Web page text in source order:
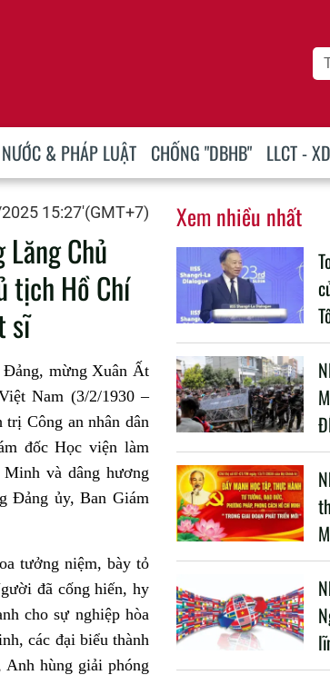
& PHÁP LUẬT CHỐNG "DBHB" LLCT -
15:27'(GMT+7)
Chủ
tịch Hồ Chí
sĩ
mừng Xuân Ất
Nam (3/2/1930 –
Công an nhân dân
đốc Học viện làm
Minh và dâng hương
Đảng ủy, Ban Giám
tưởng niệm, bày tỏ
đã cống hiến, hy
cho sự nghiệp hòa
các đại biểu thành
hùng giải phóng
Xem nhiều nhất